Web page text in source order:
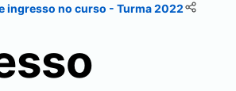
ingresso no curso - Turma 2022